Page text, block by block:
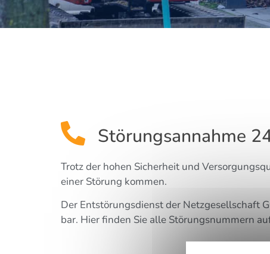
Störungsannahme
Trotz der hohen Sicher­heit und
einer Stö­rung kommen.
Der Ent­stö­rungs­dienst der Netz­ge­sell­schaft
bar. Hier fin­den Sie alle Stö­rungs­num­mern